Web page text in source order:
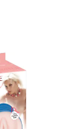
керування
матеріал Nature
і вени